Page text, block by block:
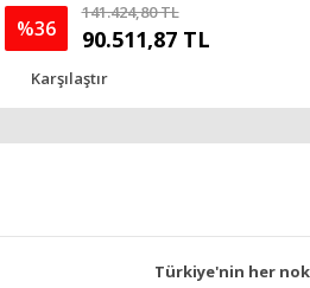
%36
141.424,80 TL
90.511,87 TL
Karşılaştır
Türkiye'nin her